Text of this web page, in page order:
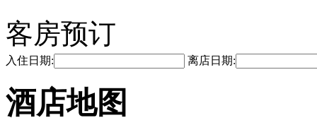
客房预订
入住日期: 离店日期:
酒店地图